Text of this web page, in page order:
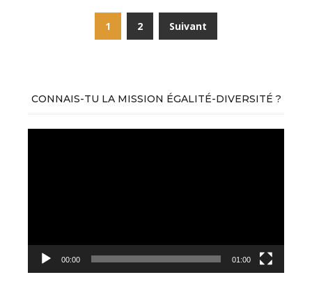
Navigation
1 2 Suivant
CONNAIS-TU LA MISSION ÉGALITÉ-DIVERSITÉ ?
00:00 01:00